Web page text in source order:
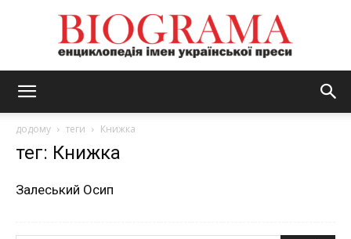
додому теги Книжка
тег: Книжка
Залеський Осип